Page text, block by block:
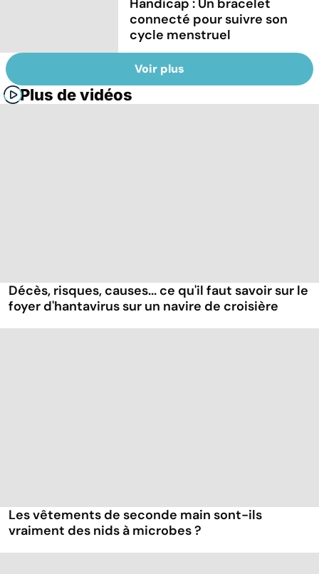
Handicap : Un bracelet
connecté pour suivre son
cycle menstruel
Voir plus
Plus de vidéos
Décès, risques, causes... ce qu'il faut savoir sur le
foyer d'hantavirus sur un navire de croisière
Les vêtements de seconde main sont-ils
vraiment des nids à microbes ?